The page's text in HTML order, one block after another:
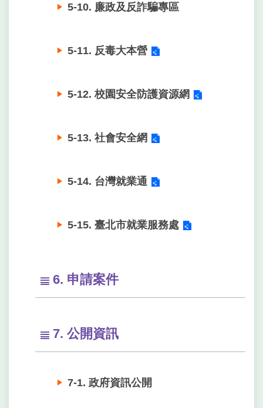
5-10. 廉政及反詐騙專區
5-11. 反毒大本營
5-12. 校園安全防護資源網
5-13. 社會安全網
5-14. 台灣就業通
5-15. 臺北市就業服務處
6. 申請案件
7. 公開資訊
7-1. 政府資訊公開